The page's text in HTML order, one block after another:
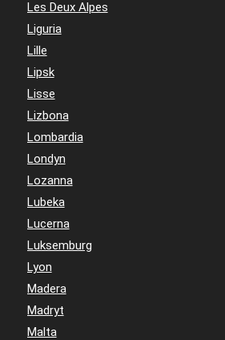
Les Deux Alpes
Liguria
Lille
Lipsk
Lisse
Lizbona
Lombardia
Londyn
Lozanna
Lubeka
Lucerna
Luksemburg
Lyon
Madera
Madryt
Malta